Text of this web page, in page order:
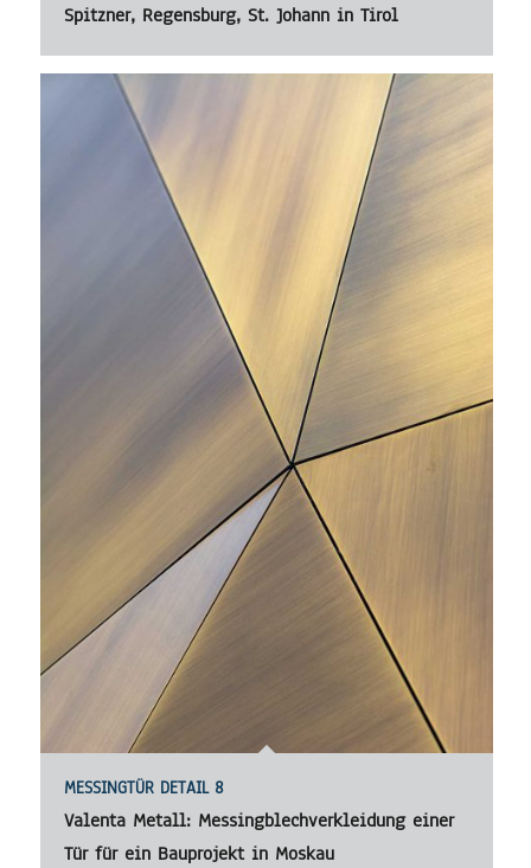
Spitzner, Regensburg, St. Johann in Tirol
MESSINGTÜR DETAIL 8
Valenta Metall: Messingblechverkleidung einer
Tür für ein Bauprojekt in Moskau